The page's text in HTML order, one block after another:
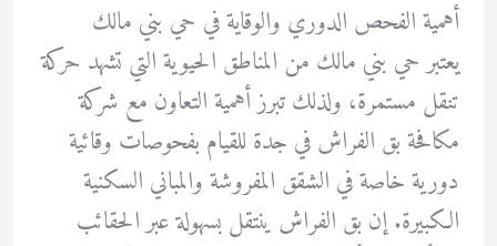
أهمية الفحص الدوري والوقاية في حي بني مالك
يعتبر حي بني مالك من المناطق الحيوية التي تشهد حركة
تنقل مستمرة، ولذلك تبرز أهمية التعاون مع شركة
مكافحة بق الفراش في جدة للقيام بفحوصات وقائية
دورية خاصة في الشقق المفروشة والمباني السكنية
الكبيرة. إن بق الفراش ينتقل بسهولة عبر الحقائب